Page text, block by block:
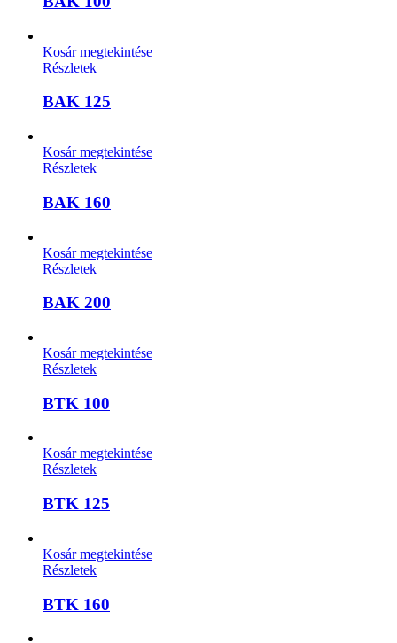
Kosár megtekintése
Részletek
BAK 125
Kosár megtekintése
Részletek
BAK 160
Kosár megtekintése
Részletek
BAK 200
Kosár megtekintése
Részletek
BTK 100
Kosár megtekintése
Részletek
BTK 125
Kosár megtekintése
Részletek
BTK 160